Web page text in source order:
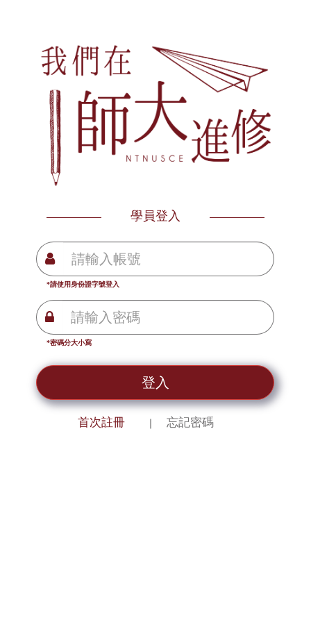
學員登入
*請使用身份證字號登入
*密碼分大小寫
登入
首次註冊 忘記密碼